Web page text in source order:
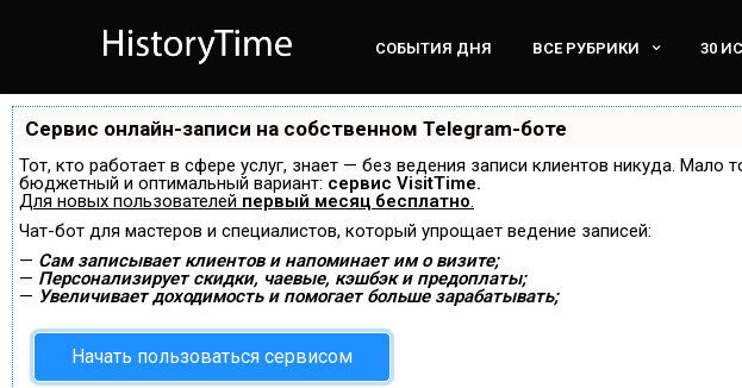
СОБЫТИЯ ДНЯ ВСЕ РУБРИКИ 30
Сервис онлайн-записи на собственном Telegram-боте
Тот, кто работает в сфере услуг, знает — без ведения записи клиентов никуда.
бюджетный и оптимальный вариант: сервис VisitTime.
Для новых пользователей первый месяц бесплатно.
Чат-бот для мастеров и специалистов, который упрощает ведение записей:
— Сам записывает клиентов и напоминает им о визите;
— Персонализирует скидки, чаевые, кэшбэк и предоплаты;
— Увеличивает доходимость и помогает больше зарабатывать;
Начать пользоваться сервисом